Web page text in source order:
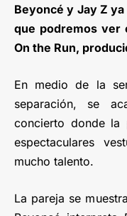
Beyoncé y Jay Z
que podremos ver
On the Run,
En medio de la
separación, se
concierto donde la
espectaculares
mucho talento.
La pareja se